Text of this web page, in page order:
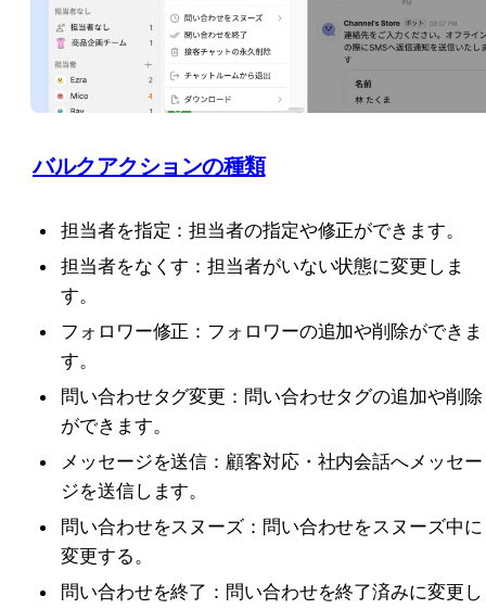
バルクアクションの種類
担当者を指定：担当者の指定や修正ができます。
担当者をなくす：担当者がいない状態に変更しま
す。
フォロワー修正：フォロワーの追加や削除ができま
す。
問い合わせタグ変更：問い合わせタグの追加や削除
ができます。
メッセージを送信：顧客対応・社内会話へメッセー
ジを送信します。
問い合わせをスヌーズ：問い合わせをスヌーズ中に
変更する。
問い合わせを終了：問い合わせを終了済みに変更し